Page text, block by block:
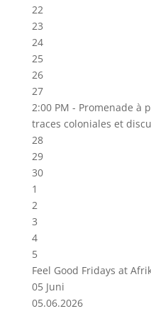
22
23
24
25
26
27
2:00 PM - Promenade à
traces coloniales et
28
29
30
1
2
3
4
5
Feel Good Fridays at
05 Juni
05.06.2026